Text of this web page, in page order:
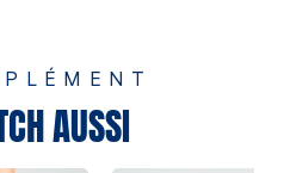
AUSSI